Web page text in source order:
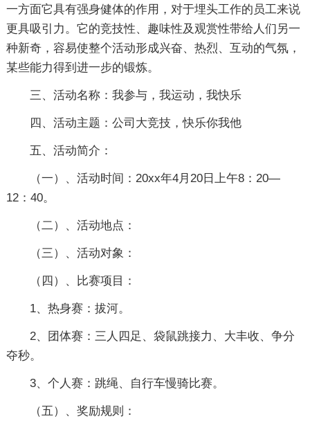
一方面它具有强身健体的作用，对于埋头工作的员工来说
更具吸引力。它的竞技性、趣味性及观赏性带给人们另一
种新奇，容易使整个活动形成兴奋、热烈、互动的气氛，
某些能力得到进一步的锻炼。
三、活动名称：我参与，我运动，我快乐
四、活动主题：公司大竞技，快乐你我他
五、活动简介：
（一）、活动时间：20xx年4月20日上午8：20—
12：40。
（二）、活动地点：
（三）、活动对象：
（四）、比赛项目：
1、热身赛：拔河。
2、团体赛：三人四足、袋鼠跳接力、大丰收、争分
夺秒。
3、个人赛：跳绳、自行车慢骑比赛。
（五）、奖励规则：